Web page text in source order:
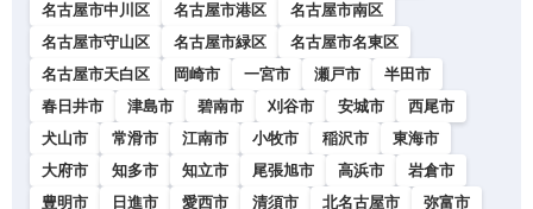
名古屋市中川区
名古屋市港区
名古屋市南区
名古屋市守山区
名古屋市緑区
名古屋市名東区
名古屋市天白区
岡崎市 一宮市 瀬戸市
半田市
春日井市
津島市 碧南市 刈谷市 安城市
西尾市
犬山市
常滑市 江南市 小牧市 稲沢市
東海市
大府市
知多市 知立市 尾張旭市 高浜市
岩倉市
豊明市
日進市 愛西市 清須市 北名古屋市
弥富市